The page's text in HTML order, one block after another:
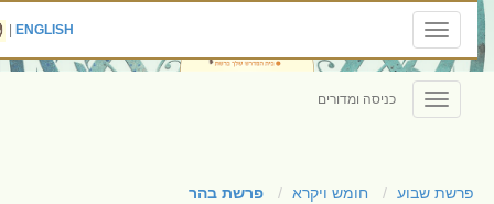
Toggle
navigation
ENGLISH
|
Toggle
navigation
כניסה ומדורים
פרשת שבוע חומש ויקרא פרשת בהר